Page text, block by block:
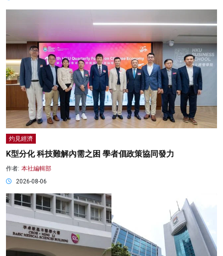
灼見經濟
K型分化 科技難解內需之困 學者倡政策協同發力
作者: 本社編輯部
2026-08-06